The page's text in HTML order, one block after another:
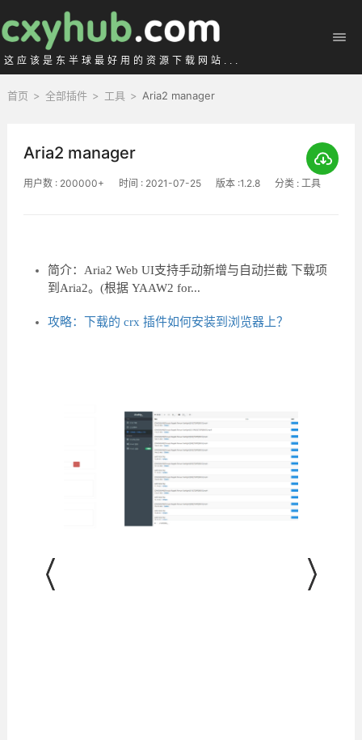
这应该是东半球最好用的资源下载网站...
首页 > 全部插件 > 工具 > Aria2 manager
Aria2 manager
用户数 : 200000+ 时间 : 2021-07-25 版本 :1.2.8 分类 : 工具
简介：Aria2 Web UI支持手动新增与自动拦截 下载项
到Aria2。(根据 YAAW2 for...
攻略：下载的 crx 插件如何安装到浏览器上？